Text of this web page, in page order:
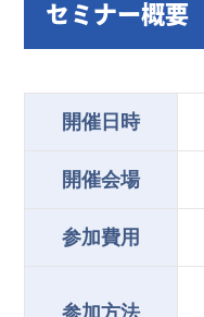
セミナー概要
開催日時
開催会場
参加費用
参加方法